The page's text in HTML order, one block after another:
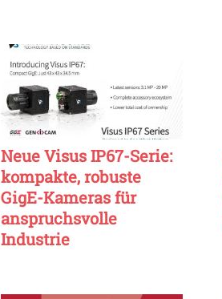
Neue Visus IP67-Serie:
kompakte, robuste
GigE-Kameras für
anspruchsvolle
Industrie